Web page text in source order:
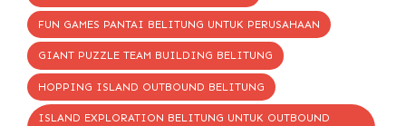
FUN GAMES PANTAI BELITUNG UNTUK PERUSAHAAN
GIANT PUZZLE TEAM BUILDING BELITUNG
HOPPING ISLAND OUTBOUND BELITUNG
ISLAND EXPLORATION BELITUNG UNTUK OUTBOUND